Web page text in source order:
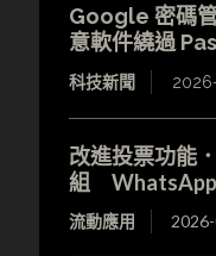
Google 密碼
意軟件繞過
科技新聞
改進投票功能
組 WhatsApp
流動應用